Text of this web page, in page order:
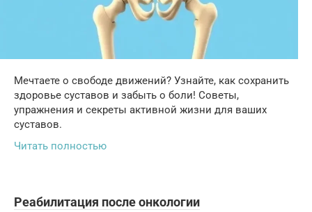
Мечтаете о свободе движений? Узнайте, как сохранить
здоровье суставов и забыть о боли! Советы,
упражнения и секреты активной жизни для ваших
суставов.
Читать полностью
Реабилитация после онкологии